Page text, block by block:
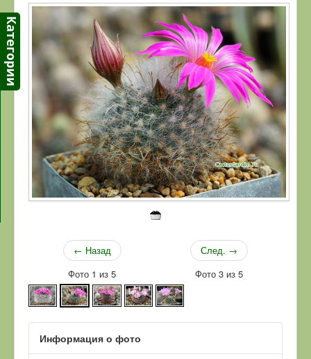
Контакты
← Назад
Фото 1 из 5
След. →
Фото 3 из 5
Информация о фото